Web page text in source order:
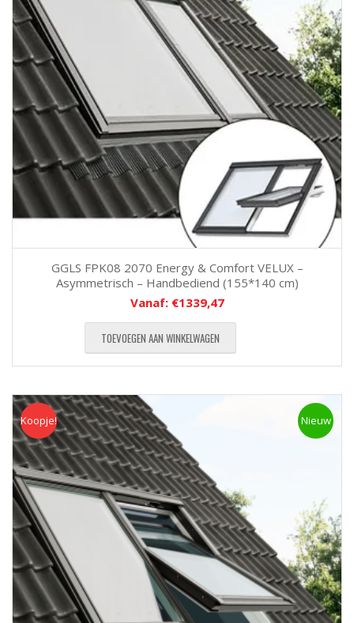
GGLS FPK08 2070 Energy & Comfort VELUX –
Asymmetrisch – Handbediend (155*140 cm)
Vanaf: €1339,47
TOEVOEGEN AAN WINKELWAGEN
Koopje Nieuw
Koopje!